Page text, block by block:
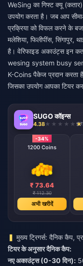
WeSing का गिफ्ट क्यू
उपयोग करता है। जब आप
प्रक्रिया को विफल करने के
मलेशिया, फिलीपींस, सिंगापुर,
है। वेरिफाइड अकाउंट्स इन
wesing system busy
K-Coins पैकेज प्रदान करता
जिसका उपयोग आपका टियर
SUGO कॉइन्स
4.38
-34%
1200 Coins
₹ 73.64
₹ 112.30
अभी खरीदें
मुख्य ट्रिगर्स: दैनिक कैप,
टियर के अनुसार दैनिक कैप:
नए अकाउंट्स (0-30 दिन):